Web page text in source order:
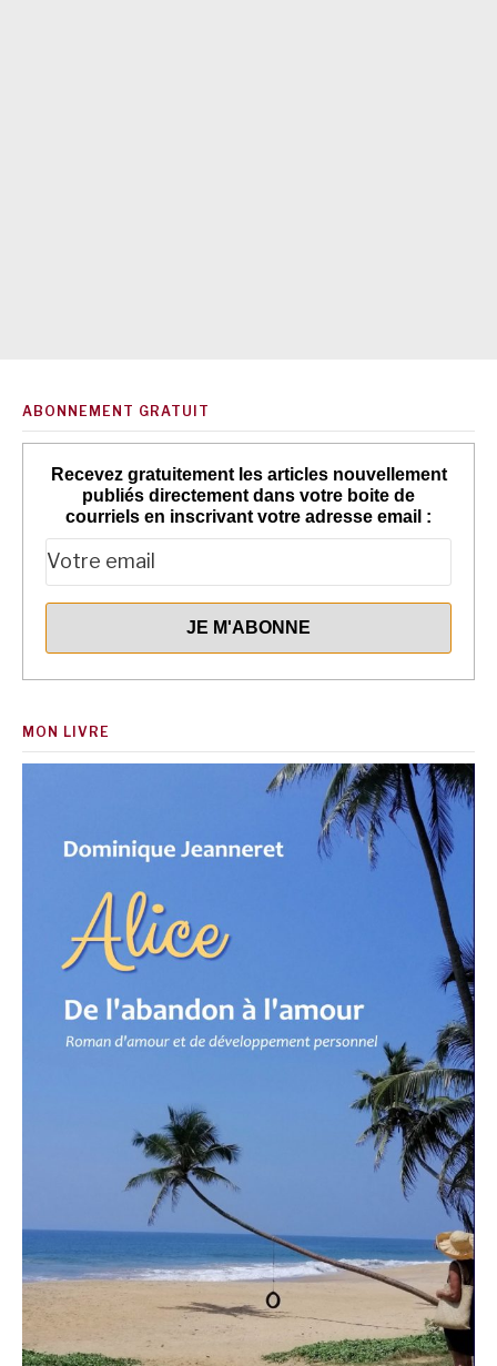
ABONNEMENT GRATUIT
Recevez gratuitement les articles nouvellement
publiés directement dans votre boite de
courriels en inscrivant votre adresse email :
MON LIVRE